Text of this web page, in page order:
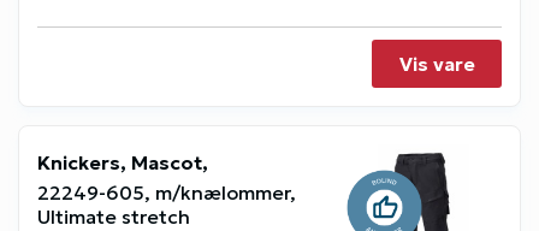
Vis vare
Knickers, Mascot,
22249-605, m/knælommer,
Ultimate stretch